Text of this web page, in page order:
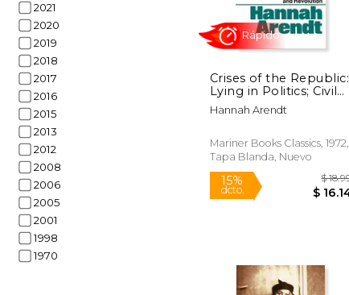
2021
2020
2019
2018
2017
2016
2015
2013
2012
2008
2006
2005
2001
1998
1970
15%
dcto.
Crises of the Republic:
Lying in Politics; Civil
Disobedience; On
Violence; Thoughts on
Revolution (en Inglés)
Hannah Arendt
Mariner Books Classics, 1972,
Tapa Blanda, Nuevo
Rápido